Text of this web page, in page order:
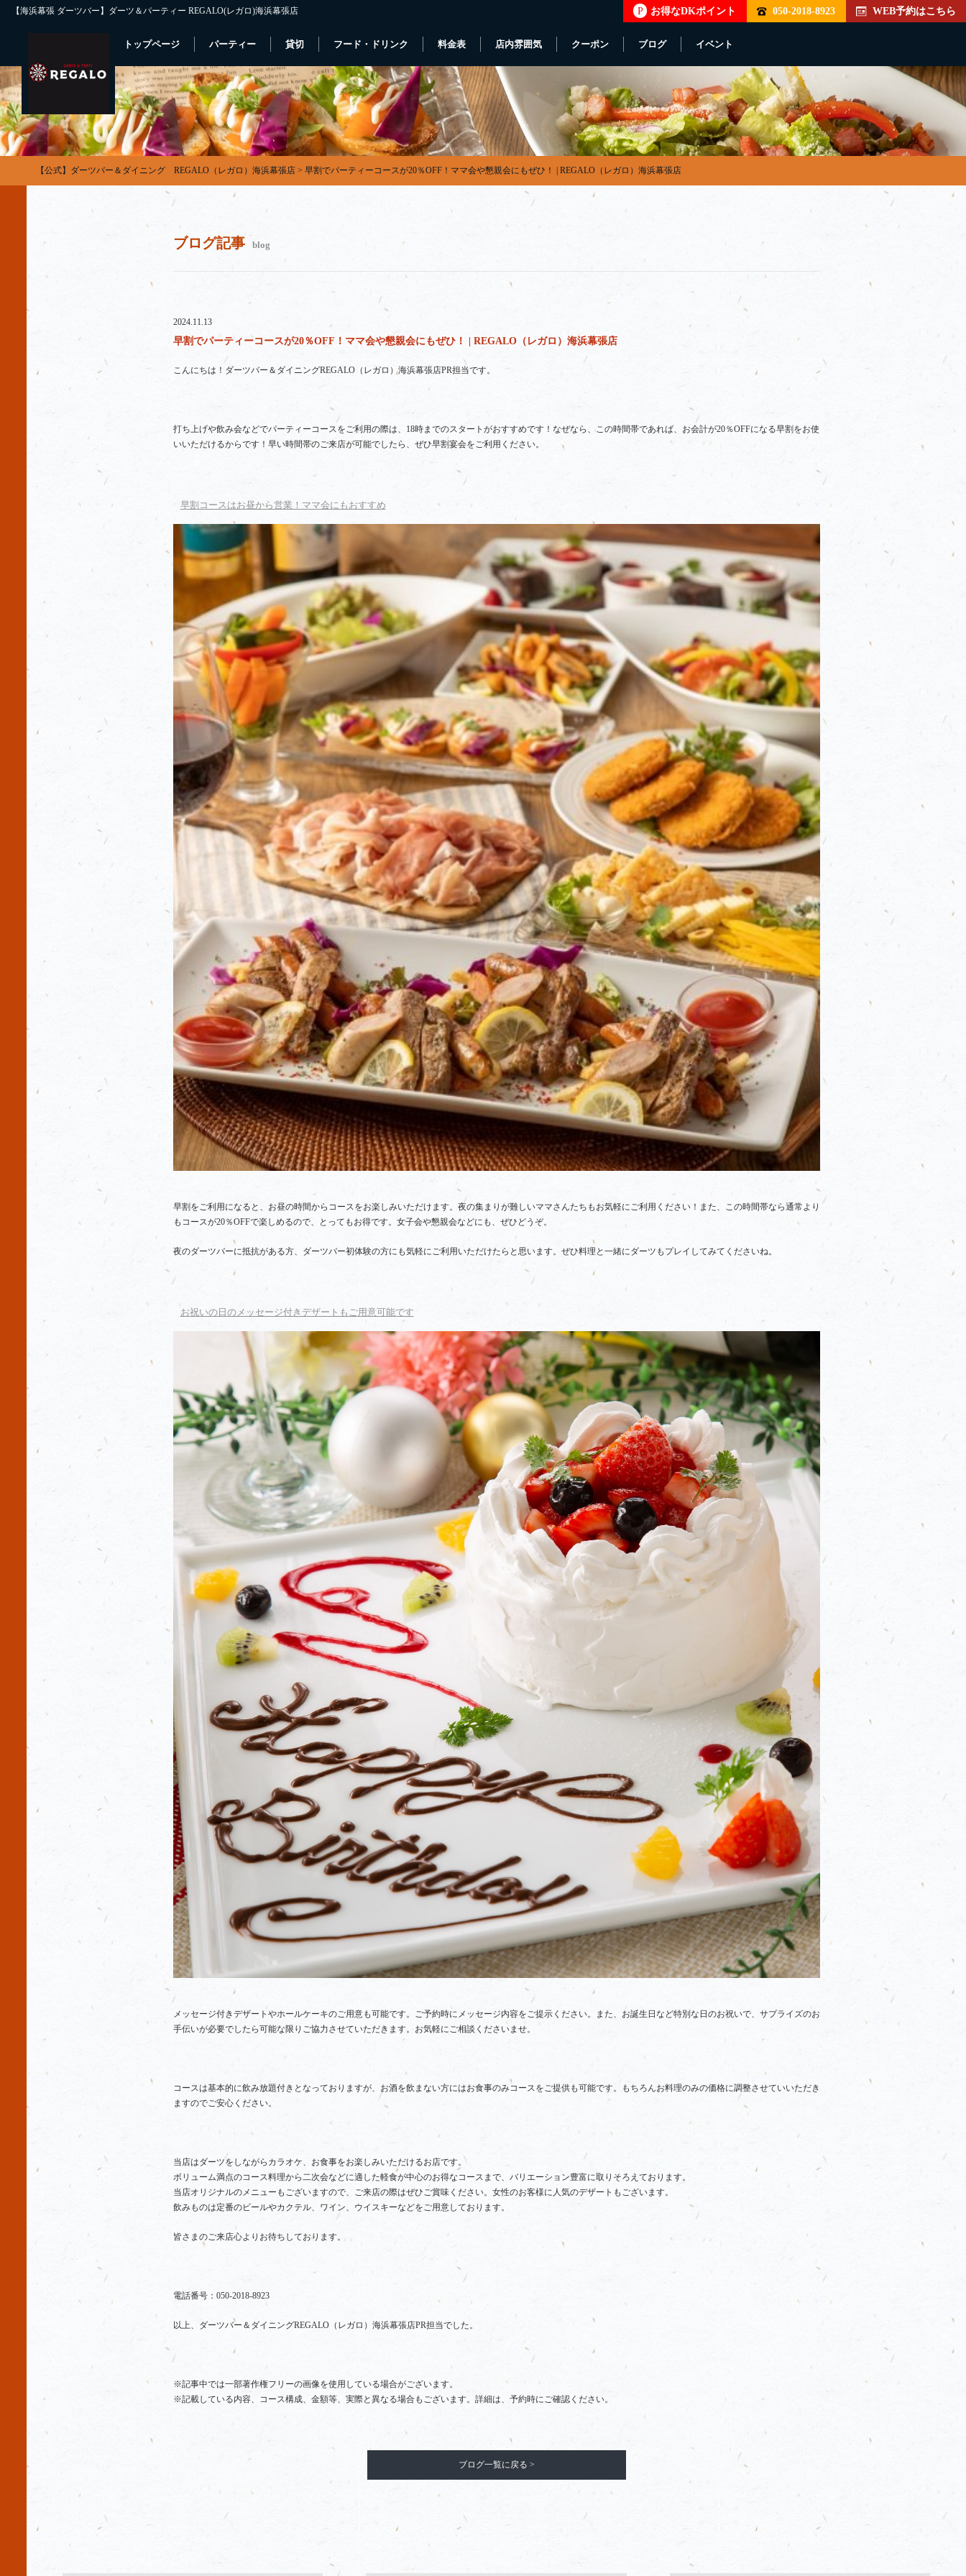
【海浜幕張 ダーツバー】ダーツ＆パーティー REGALO(レガロ)海浜幕張店 P お得なDKポイント 050-2018-8923 WEB予約はこちら
トップページ パーティー 貸切 フード・ドリンク 料金表 店内雰囲気 クーポン ブログ イベント
【公式】ダーツバー＆ダイニング REGALO（レガロ）海浜幕張店 > 早割でパーティーコースが20％OFF！ママ会や懇親会にもぜひ！ | REGALO（レガロ）海浜幕張店
ブログ記事 blog
2024.11.13
早割でパーティーコースが20％OFF！ママ会や懇親会にもぜひ！ | REGALO（レガロ）海浜幕張店
こんにちは！ダーツバー＆ダイニングREGALO（レガロ）海浜幕張店PR担当です。
打ち上げや飲み会などでパーティーコースをご利用の際は、18時までのスタートがおすすめです！なぜなら、この時間帯であれば、お会計が20％OFFになる早割をお使
いいただけるからです！早い時間帯のご来店が可能でしたら、ぜひ早割宴会をご利用ください。
早割コースはお昼から営業！ママ会にもおすすめ
早割をご利用になると、お昼の時間からコースをお楽しみいただけます。夜の集まりが難しいママさんたちもお気軽にご利用ください！また、この時間帯なら通常より
もコースが20％OFFで楽しめるので、とってもお得です。女子会や懇親会などにも、ぜひどうぞ。
夜のダーツバーに抵抗がある方、ダーツバー初体験の方にも気軽にご利用いただけたらと思います。ぜひ料理と一緒にダーツもプレイしてみてくださいね。
お祝いの日のメッセージ付きデザートもご用意可能です
メッセージ付きデザートやホールケーキのご用意も可能です。ご予約時にメッセージ内容をご提示ください。また、お誕生日など特別な日のお祝いで、サプライズのお
手伝いが必要でしたら可能な限りご協力させていただきます。お気軽にご相談くださいませ。
コースは基本的に飲み放題付きとなっておりますが、お酒を飲まない方にはお食事のみコースをご提供も可能です。もちろんお料理のみの価格に調整させていいただき
ますのでご安心ください。
当店はダーツをしながらカラオケ、お食事をお楽しみいただけるお店です。
ボリューム満点のコース料理から二次会などに適した軽食が中心のお得なコースまで、バリエーション豊富に取りそろえております。
当店オリジナルのメニューもございますので、ご来店の際はぜひご賞味ください。女性のお客様に人気のデザートもございます。
飲みものは定番のビールやカクテル、ワイン、ウイスキーなどをご用意しております。
皆さまのご来店心よりお待ちしております。
電話番号： 050-2018-8923
以上、ダーツバー＆ダイニングREGALO（レガロ）海浜幕張店PR担当でした。
※記事中では一部著作権フリーの画像を使用している場合がございます。
※記載している内容、コース構成、金額等、実際と異なる場合もございます。詳細は、予約時にご確認ください。
ブログ一覧に戻る >